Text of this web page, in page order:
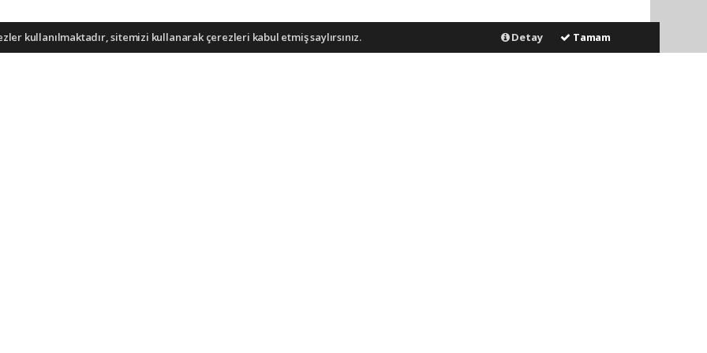
kullanılmaktadır, sitemizi kullanarak çerezleri kabul etmiş saylırsınız. Detay Tamam